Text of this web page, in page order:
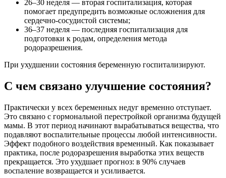
26–30 неделя — вторая госпитализация, которая
помогает предупредить возможные осложнения для
сердечно-сосудистой системы;
36–37 неделя — последняя госпитализация для
подготовки к родам, определения метода
родоразрешения.
При ухудшении состояния беременную госпитализируют.
С чем связано улучшение состояния?
Практически у всех беременных недуг временно отступает.
Это связано с гормональной перестройкой организма будущей
мамы. В этот период начинают вырабатываться вещества, что
подавляют воспалительные процессы любой интенсивности.
Эффект подобного воздействия временный. Как показывает
практика, после родоразрешения выработка этих веществ
прекращается. Это ухудшает прогноз: в 90% случаев
воспаление возвращается и усиливается.